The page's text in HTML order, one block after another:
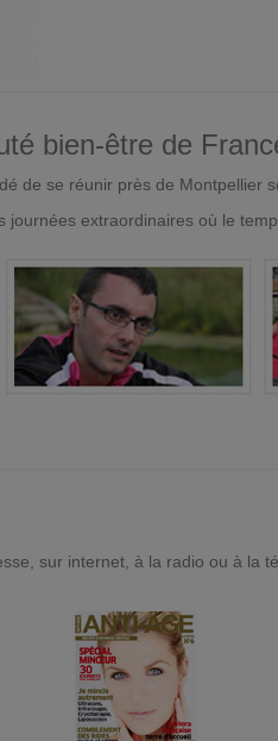
bien-être de
de se réunir près de Montpellier
extraordinaires où le
sur internet, à la radio ou à la